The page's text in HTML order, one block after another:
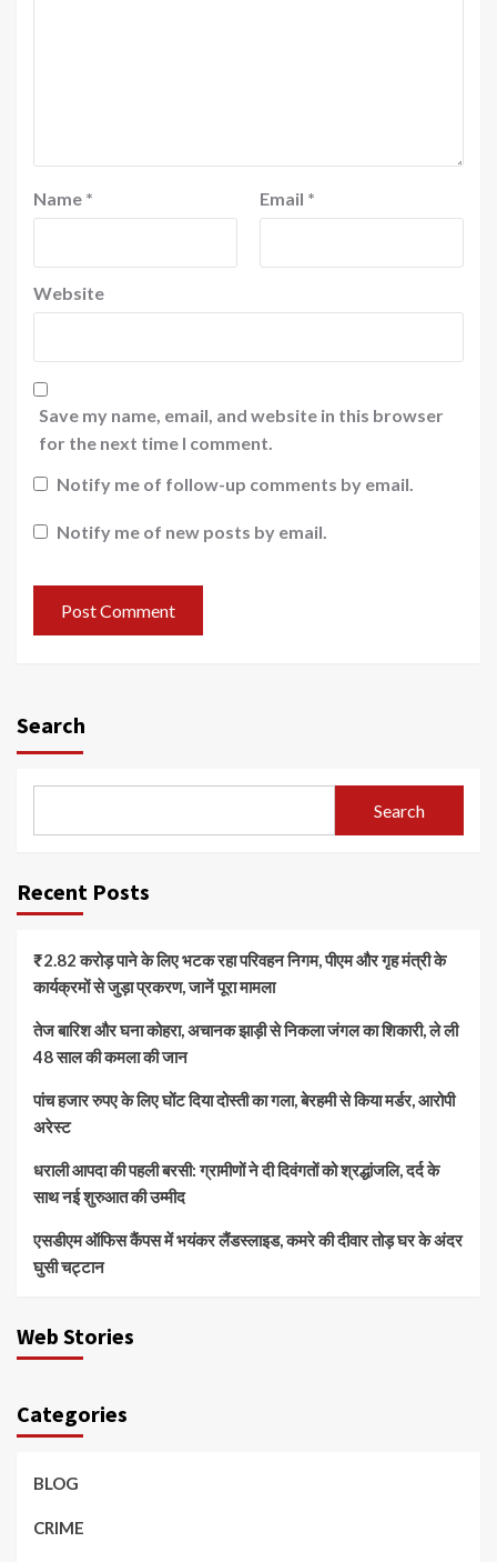
Name * Email *
Website
Save my name, email, and website in this browser
for the next time I comment.
Notify me of follow-up comments by email.
Notify me of new posts by email.
Search
Search
Recent Posts
₹2.82 करोड़ पाने के लिए भटक रहा परिवहन निगम, पीएम और गृह मंत्री के
कार्यक्रमों से जुड़ा प्रकरण, जानें पूरा मामला
तेज बारिश और घना कोहरा, अचानक झाड़ी से निकला जंगल का शिकारी, ले ली
48 साल की कमला की जान
पांच हजार रुपए के लिए घोंट दिया दोस्ती का गला, बेरहमी से किया मर्डर, आरोपी
अरेस्ट
धराली आपदा की पहली बरसी: ग्रामीणों ने दी दिवंगतों को श्रद्धांजलि, दर्द के
साथ नई शुरुआत की उम्मीद
एसडीएम ऑफिस कैंपस में भयंकर लैंडस्लाइड, कमरे की दीवार तोड़ घर के अंदर
घुसी चट्टान
Web Stories
Categories
BLOG
CRIME